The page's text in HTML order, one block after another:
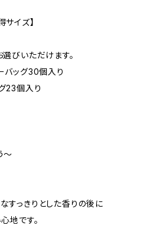
イズ】
びいただけます。
バッグ30個入り
23個入り
～
すっきりとした香りの後に
地です。